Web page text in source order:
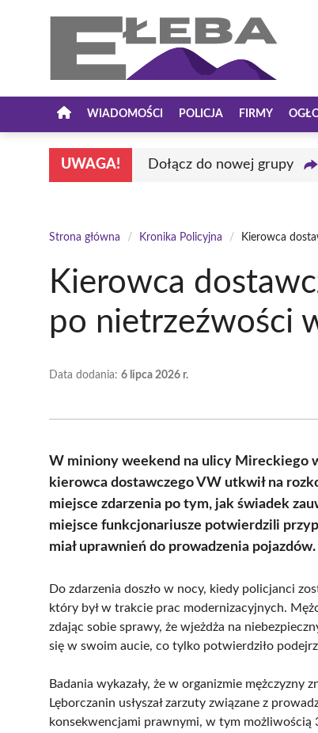
WIADOMOŚCI POLICJA FIRMY
UWAGA! Dołącz do nowej grupy
Strona główna / Kronika Policyjna / Kierowca
Kierowca
po nietrzeźwości
Data dodania: 6 lipca 2026 r.
W miniony weekend na ulicy Mireckiego
kierowca dostawczego VW utkwił na
miejsce zdarzenia po tym, jak świadek
miejsce funkcjonariusze potwierdzili
miał uprawnień do prowadzenia pojazdów.
Do zdarzenia doszło w nocy, kiedy policjanci
który był w trakcie prac modernizacyjnych.
zdając sobie sprawy, że wjeżdża na
się w swoim aucie, co tylko potwierdziło
Badania wykazały, że w organizmie
Lęborczanin usłyszał zarzuty związane z
konsekwencjami prawnymi, w tym możliwością